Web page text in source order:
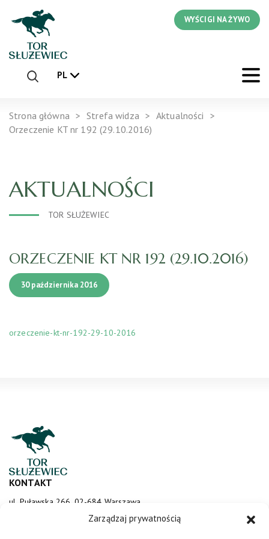
Zarządzaj prywatnością
WYŚCIGI NA ŻYWO
PL
Strona główna Strefa widza
Aktualności
Orzeczenie KT nr 192 (29.10.2016)
AKTUALNOŚCI
TOR SŁUŻEWIEC
ORZECZENIE KT NR 192 (29.10.2016)
30 października 2016
orzeczenie-kt-nr-192-29-10-2016
KONTAKT
ul. Puławska 266, 02-684 Warszawa
sluzewiec@totalizator.pl